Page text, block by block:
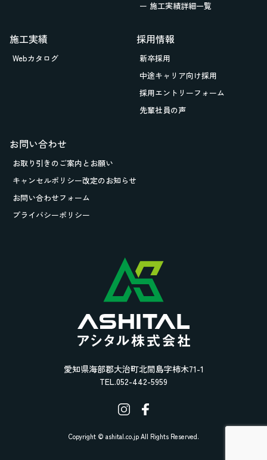
愛知県海部郡大治町北間島字柿木71-1
TEL.052-442-5959
ー 施工実績詳細一覧
施工実績
Webカタログ
採用情報
新卒採用
中途キャリア向け採用
採用エントリーフォーム
先輩社員の声
お問い合わせ
お取り引きのご案内とお願い
キャンセルポリシー改定のお知らせ
お問い合わせフォーム
プライバシーポリシー
Copyright © ashital.co.jp All Rights Reserved.